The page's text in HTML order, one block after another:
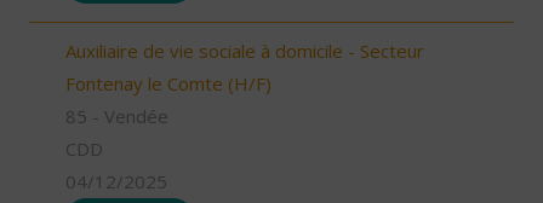
Auxiliaire de vie sociale à domicile - Secteur
Fontenay le Comte (H/F)
85 - Vendée
CDD
04/12/2025